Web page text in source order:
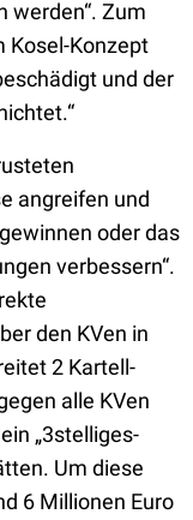
werden“. Zum
Kosel-Konzept
und der
angreifen und
oder das
verbessern“.
den KVen in
2 Kartell-
alle KVen
„3stelliges-
Um diese
6 Millionen Euro